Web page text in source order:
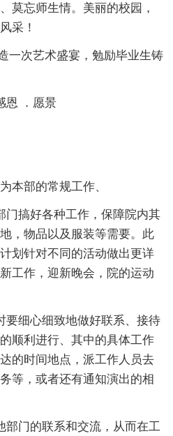
莫忘师生情。美丽的校园，
采！
次艺术盛宴，勉励毕业生铸
．愿景
部的常规工作、
搞好各种工作，保障院内其
，物品以及服装等需要。此
划针对不同的活动做出更详
工作，迎新晚会，院的运动
细心细致地做好联系、接待
顺利进行、其中的具体工作
的时间地点，派工作人员去
等，或者还有通知演出的相
门的联系和交流，从而在工